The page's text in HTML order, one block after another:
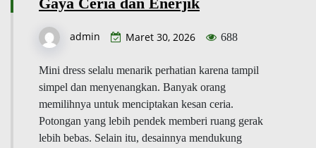
admin Maret 30, 2026 688
Mini dress selalu menarik perhatian karena tampil
simpel dan menyenangkan. Banyak orang
memilihnya untuk menciptakan kesan ceria.
Potongan yang lebih pendek memberi ruang gerak
lebih bebas. Selain itu, desainnya mendukung